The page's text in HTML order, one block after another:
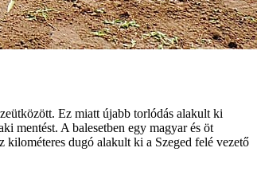
Ez miatt újabb torlódás alakult ki
mentést. A balesetben egy magyar és öt
kilométeres dugó alakult ki a Szeged felé vezető